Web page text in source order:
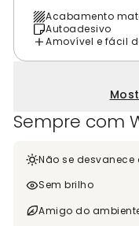
Acabamento
Autoadesivo
Amovível e fácil
Sempre com
Não se
Sem brilho
Amigo do ambiente